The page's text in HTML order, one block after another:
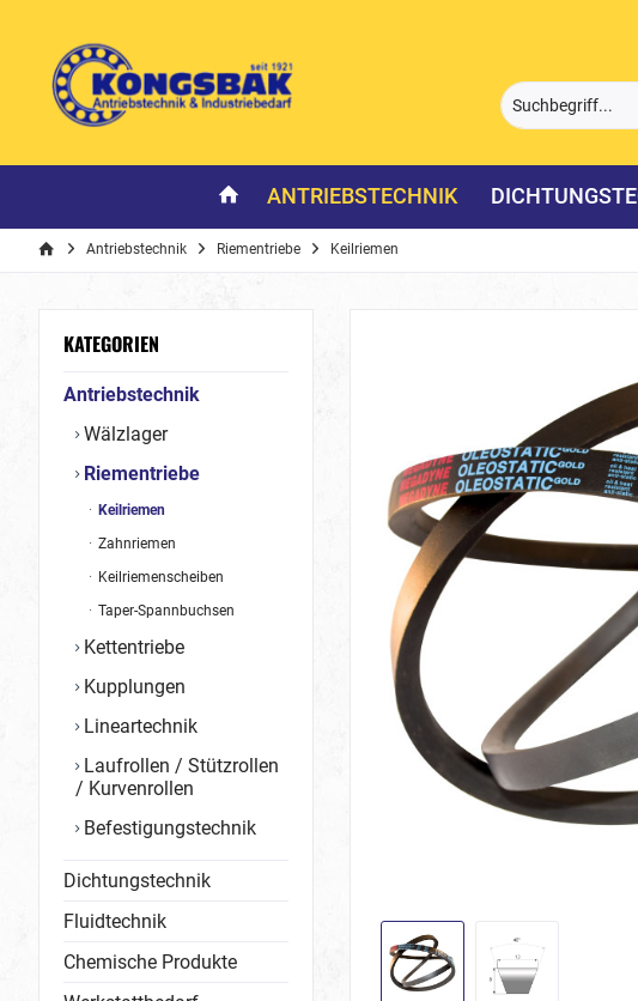
ANTRIEBSTECHNIK
Antriebstechnik Riementriebe Keilriemen
KATEGORIEN
Antriebstechnik
Wälzlager
Riementriebe
Keilriemen
Zahnriemen
Keilriemenscheiben
Taper-Spannbuchsen
Kettentriebe
Kupplungen
Lineartechnik
Laufrollen / Stützrollen
/ Kurvenrollen
Befestigungstechnik
Dichtungstechnik
Fluidtechnik
Chemische Produkte